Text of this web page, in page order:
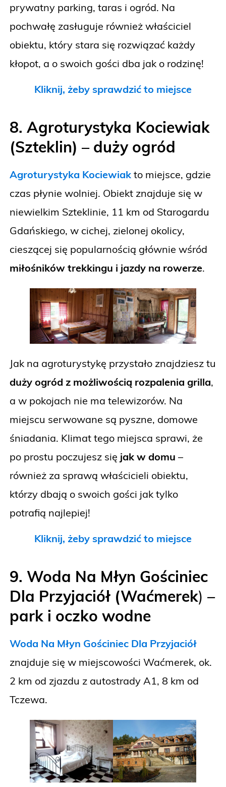
prywatny parking, taras i ogród. Na
pochwałę zasługuje również właściciel
obiektu, który stara się rozwiązać każdy
kłopot, a o swoich gości dba jak o rodzinę!
Kliknij, żeby sprawdzić to miejsce
8. Agroturystyka Kociewiak
(Szteklin) – duży ogród
Agroturystyka Kociewiak to miejsce, gdzie
czas płynie wolniej. Obiekt znajduje się w
niewielkim Szteklinie, 11 km od Starogardu
Gdańskiego, w cichej, zielonej okolicy,
cieszącej się popularnością głównie wśród
miłośników trekkingu i jazdy na rowerze.
Jak na agroturystykę przystało znajdziesz tu
duży ogród z możliwością rozpalenia grilla,
a w pokojach nie ma telewizorów. Na
miejscu serwowane są pyszne, domowe
śniadania. Klimat tego miejsca sprawi, że
po prostu poczujesz się jak w domu –
również za sprawą właścicieli obiektu,
którzy dbają o swoich gości jak tylko
potrafią najlepiej!
Kliknij, żeby sprawdzić to miejsce
9. Woda Na Młyn Gościniec
Dla Przyjaciół (Waćmerek) –
park i oczko wodne
Woda Na Młyn Gościniec Dla Przyjaciół
znajduje się w miejscowości Waćmerek, ok.
2 km od zjazdu z autostrady A1, 8 km od
Tczewa.